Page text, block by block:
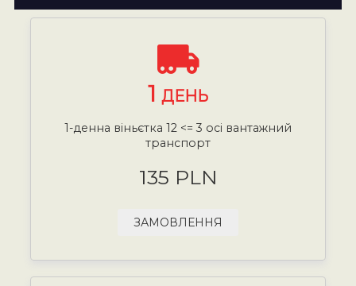
1 ДЕНЬ
1-денна віньєтка 12 <= 3 осі вантажний
транспорт
135 PLN
ЗАМОВЛЕННЯ